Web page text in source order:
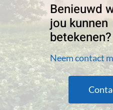
Benieuwd
jou kunnen
betekenen?
Neem contact